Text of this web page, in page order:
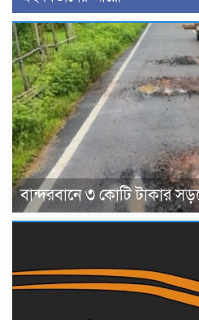
বান্দরবানে ৩ কোটি টাকার